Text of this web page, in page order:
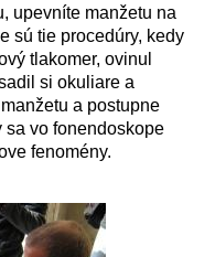
upevníte manžetu na
sú tie procedúry, kedy
ý tlakomer, ovinul
si okuliare a
a postupne
sa vo fonendoskope
fenomény.